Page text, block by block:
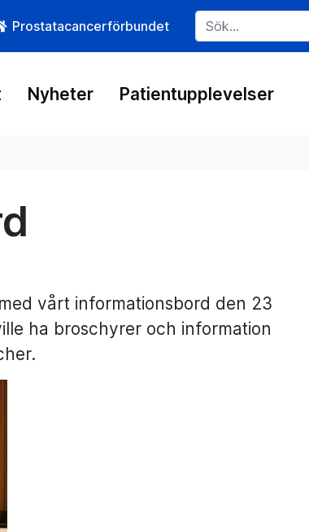
Prostatacancerförbundet
Nyheter Patientupplevelser
vårt informationsbord den 23
ha broschyrer och information